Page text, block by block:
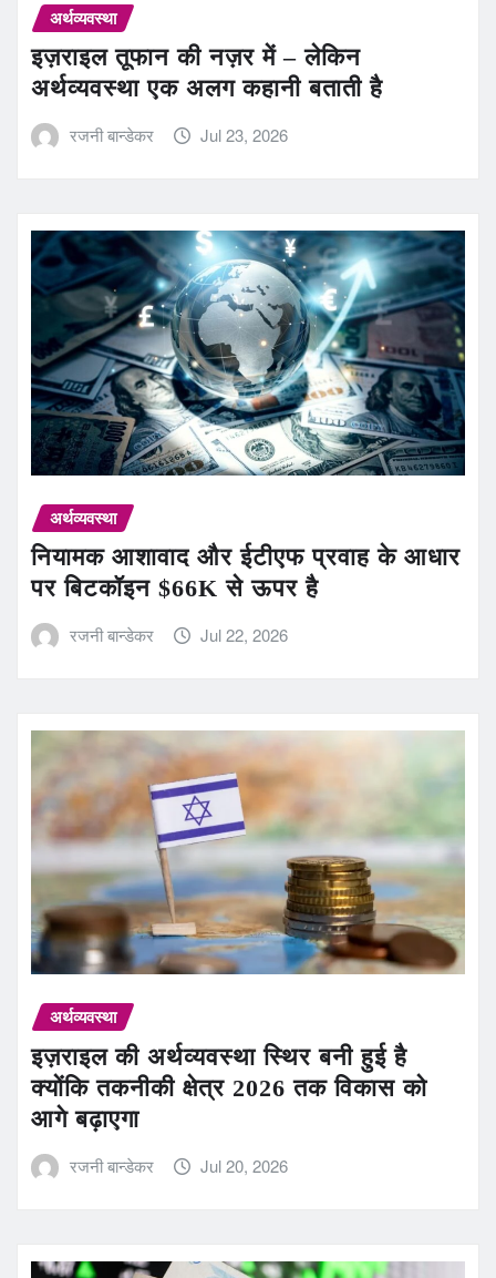
अर्थव्यवस्था
इज़राइल तूफान की नज़र में – लेकिन
अर्थव्यवस्था एक अलग कहानी बताती है
रजनी बान्डेकर Jul 23, 2026
अर्थव्यवस्था
नियामक आशावाद और ईटीएफ प्रवाह के आधार
पर बिटकॉइन $66K से ऊपर है
रजनी बान्डेकर Jul 22, 2026
अर्थव्यवस्था
इज़राइल की अर्थव्यवस्था स्थिर बनी हुई है
क्योंकि तकनीकी क्षेत्र 2026 तक विकास को
आगे बढ़ाएगा
रजनी बान्डेकर Jul 20, 2026